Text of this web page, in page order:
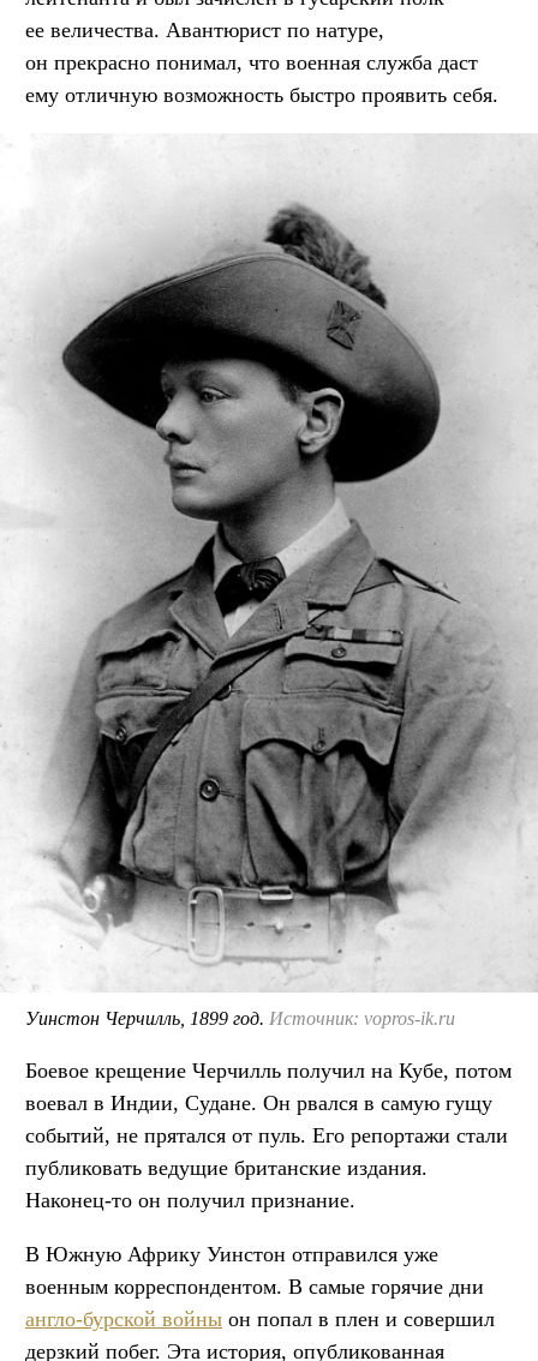
ее величества. Авантюрист по натуре,
он прекрасно понимал, что военная служба даст
ему отличную возможность быстро проявить себя.
Уинстон Черчилль, 1899 год. Источник: vopros-ik.ru
Боевое крещение Черчилль получил на Кубе, потом
воевал в Индии, Судане. Он рвался в самую гущу
событий, не прятался от пуль. Его репортажи стали
публиковать ведущие британские издания.
Наконец-то он получил признание.
В Южную Африку Уинстон отправился уже
военным корреспондентом. В самые горячие дни
англо-бурской войны он попал в плен и совершил
дерзкий побег. Эта история, опубликованная